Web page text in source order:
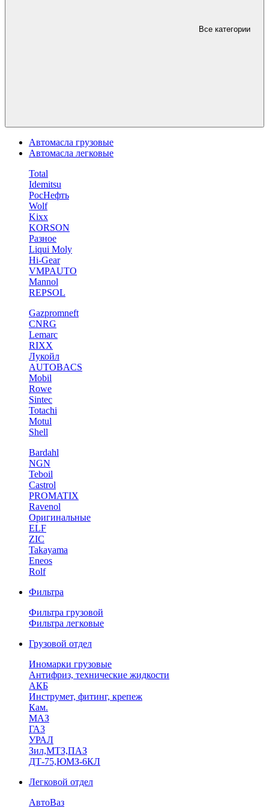
Все категории
Автомасла грузовые
Автомасла легковые
Total
Idemitsu
РосНефть
Wolf
Kixx
KORSON
Разное
Liqui Moly
Hi-Gear
VMPAUTO
Mannol
REPSOL
Gazpromneft
CNRG
Lemarc
RIXX
Лукойл
AUTOBACS
Mobil
Rowe
Sintec
Totachi
Motul
Shell
Bardahl
NGN
Teboil
Castrol
PROMATIX
Ravenol
Оригинальные
ELF
ZIC
Takayama
Eneos
Rolf
Фильтра
Фильтра грузовой
Фильтра легковые
Грузовой отдел
Иномарки грузовые
Антифриз, технические жидкости
АКБ
Инструмет, фитинг, крепеж
Кам.
МАЗ
ГА3
УРАЛ
Зил,МТЗ,ПАЗ
ДТ-75,ЮМЗ-6КЛ
Легковой отдел
АвтоВаз